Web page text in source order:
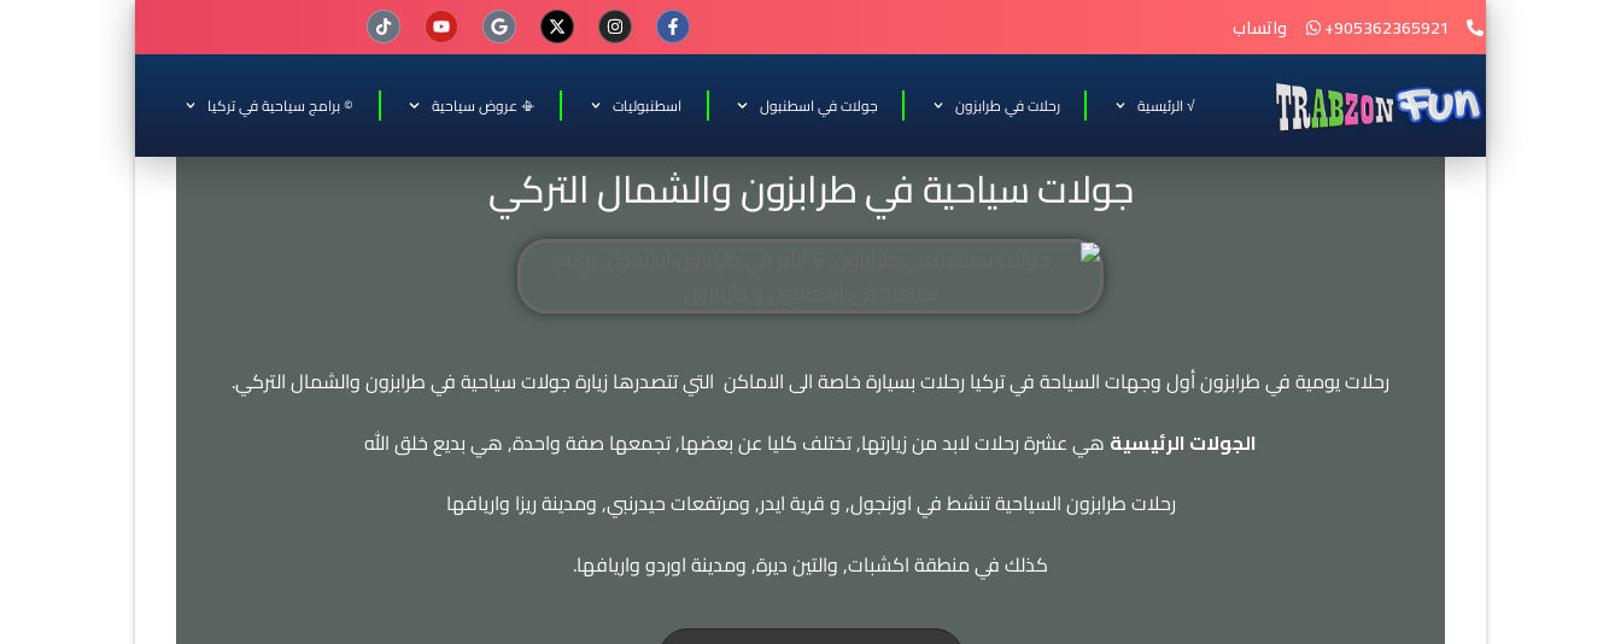
905362365921+ واتساب
√ الرئيسية رحلات في طرابزون جولات في اسطنبول اسطنبوليات 📳 عروض سياحية © برامج سياحية في تركيا
جولات سياحية في طرابزون والشمال التركي
رحلات يومية في طرابزون أول وجهات السياحة في تركيا رحلات بسيارة خاصة الى الاماكن التي تتصدرها زيارة جولات سياحية في طرابزون والشمال التركي.
الجولات الرئيسية هي عشرة رحلات لابد من زيارتها, تختلف كليا عن بعضها, تجمعها صفة واحدة, هي بديع خلق الله
رحلات طرابزون السياحية تنشط في اوزنجول, و قرية ايدر, ومرتفعات حيدرنبي, ومدينة ريزا واريافها
كذلك في منطقة اكشبات, والتين ديرة, ومدينة اوردو واريافها.